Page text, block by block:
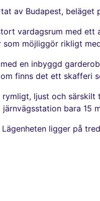
av Budapest,
vardagsrum med
möjliggör rikligt
en inbyggd
finns det ett skafferi
ljust och
bara 15
ligger på